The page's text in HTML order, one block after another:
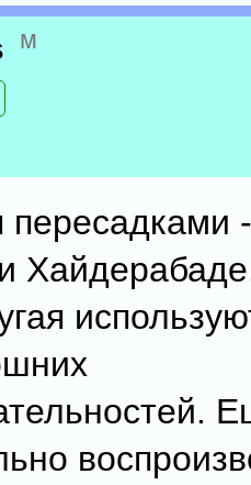
м
пересадками